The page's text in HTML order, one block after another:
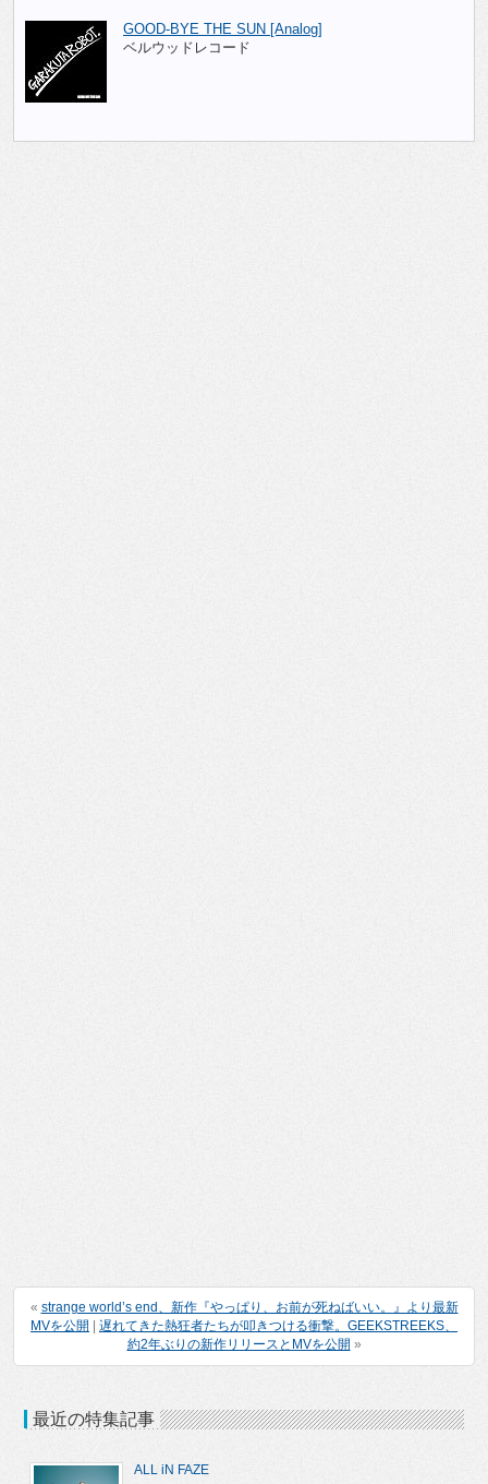
GOOD-BYE THE SUN [Analog]
ベルウッドレコード
« strange world’s end、新作『やっぱり、お前が死ねばいい。』より最新
MVを公開 | 遅れてきた熱狂者たちが叩きつける衝撃。GEEKSTREEKS、
約2年ぶりの新作リリースとMVを公開 »
最近の特集記事
ALL iN FAZE